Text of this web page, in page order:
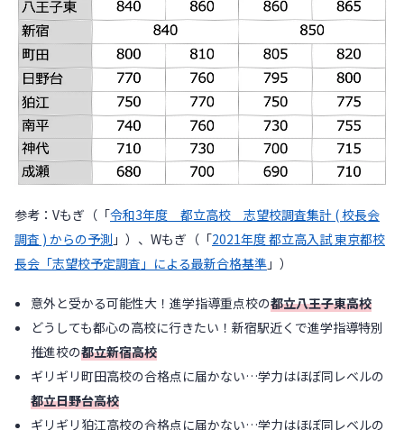
参考：Vもぎ（「令和3年度 都立高校 志望校調査集計 ( 校長会
調査 ) からの予測 」）、Wもぎ（「2021年度 都立高入試 東京都校
長会「志望校予定調査」による最新合格基準 」）
意外と受かる可能性大！進学指導重点校の都立八王子東高校
どうしても都心の高校に行きたい！新宿駅近くで進学指導特別
推進校の都立新宿高校
ギリギリ町田高校の合格点に届かない…学力はほぼ同レベルの
都立日野台高校
ギリギリ狛江高校の合格点に届かない…学力はほぼ同レベルの